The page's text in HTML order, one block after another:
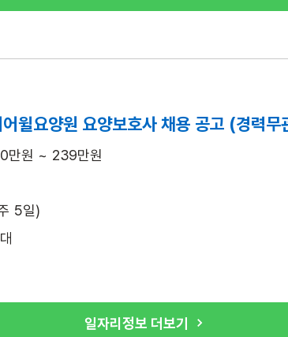
윌요양원 요양보호사 채용 공고 (경력무
만원 ~ 239만원
5일)
일자리정보 더보기